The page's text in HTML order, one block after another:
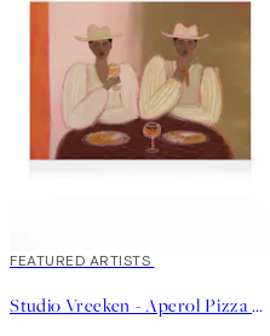
30%*
FEATURED ARTISTS
Studio Vreeken - Aperol Pizza Party Καμβάς